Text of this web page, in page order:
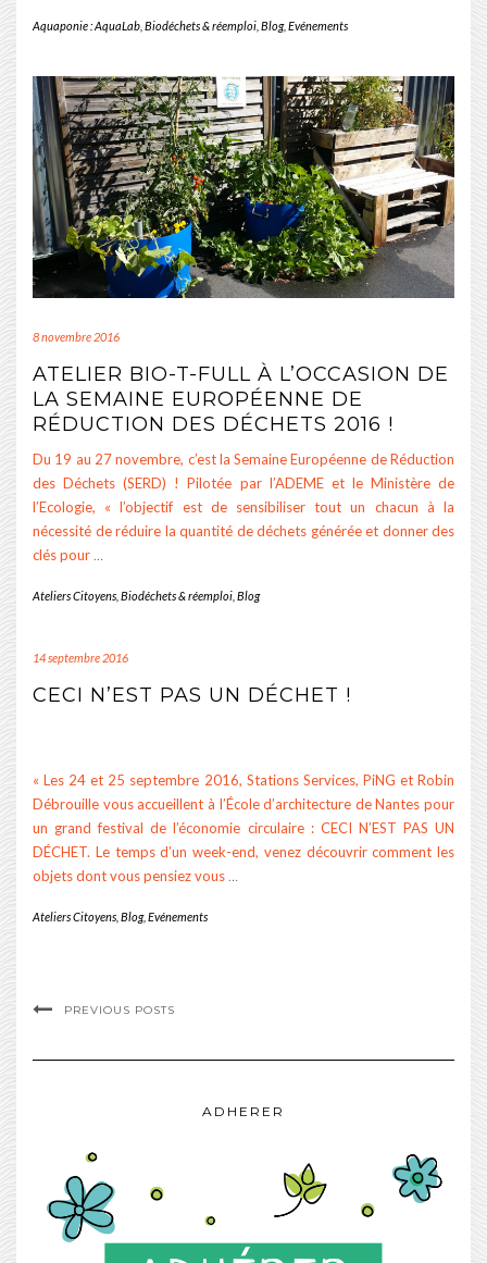
Aquaponie : AquaLab Biodéchets & réemploi Blog, Evénements
8 novembre 2016
ATELIER BIO-T-FULL À L’OCCASION DE
LA SEMAINE EUROPÉENNE DE
RÉDUCTION DES DÉCHETS 2016 !
Du 19 au 27 novembre, c’est la Semaine Européenne de Réduction
des Déchets (SERD) ! Pilotée par l’ADEME et le Ministère de
l’Ecologie, « l’objectif est de sensibiliser tout un chacun à la
nécessité de réduire la quantité de déchets générée et donner des
clés pour …
Ateliers Citoyens Biodéchets & réemploi Blog
14 septembre 2016
CECI N’EST PAS UN DÉCHET !
« Les 24 et 25 septembre 2016, Stations Services, PiNG et Robin
Débrouille vous accueillent à l’École d’architecture de Nantes pour
un grand festival de l’économie circulaire : CECI N’EST PAS UN
DÉCHET. Le temps d’un week-end, venez découvrir comment les
objets dont vous pensiez vous …
Ateliers Citoyens Blog, Evénements
PREVIOUS POSTS
ADHERER